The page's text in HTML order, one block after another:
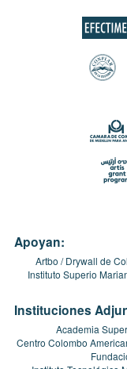
Apoyan:
Artbo Drywall de
Instituto Superio
Instituciones
Academia
Centro Colombo